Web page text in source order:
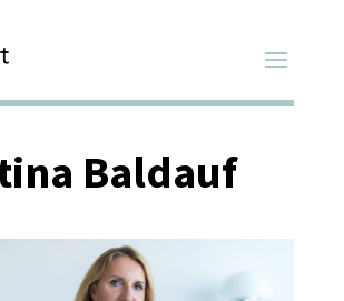
Baldauf